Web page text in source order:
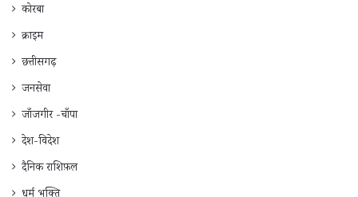
कोरबा
क्राइम
छत्तीसगढ़
जनसेवा
जाँजगीर -चाँपा
देश-विदेश
दैनिक राशिफ़ल